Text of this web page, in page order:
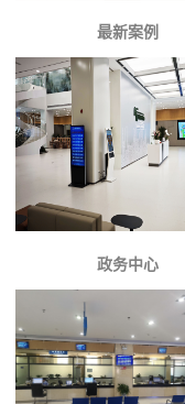
最新案例
政务中心